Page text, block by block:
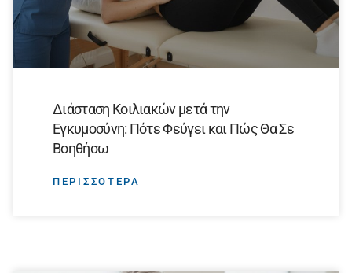
Διάσταση Κοιλιακών μετά την
Εγκυμοσύνη: Πότε Φεύγει και Πώς Θα Σε
Βοηθήσω
ΠΕΡΙΣΣΟΤΕΡΑ